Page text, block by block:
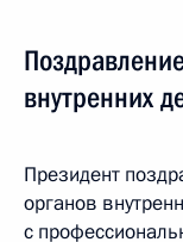
внутренних
Президент
органов
с